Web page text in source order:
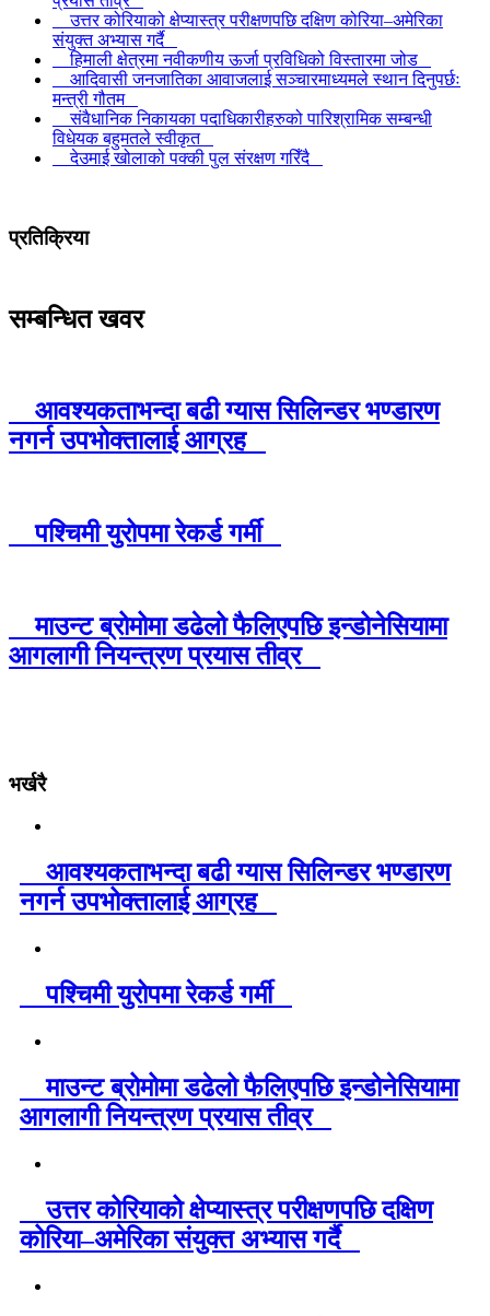
उत्तर कोरियाको क्षेप्यास्त्र परीक्षणपछि दक्षिण कोरिया–अमेरिका
संयुक्त अभ्यास गर्दै
हिमाली क्षेत्रमा नवीकणीय ऊर्जा प्रविधिको विस्तारमा जोड
आदिवासी जनजातिका आवाजलाई सञ्चारमाध्यमले स्थान दिनुपर्छः
मन्त्री गौतम
संवैधानिक निकायका पदाधिकारीहरुको पारिश्रामिक सम्बन्धी
विधेयक बहुमतले स्वीकृत
देउमाई खोलाको पक्की पुल संरक्षण गरिँदै
प्रतिक्रिया
सम्बन्धित खवर
आवश्यकताभन्दा बढी ग्यास सिलिन्डर भण्डारण
नगर्न उपभोक्तालाई आग्रह
पश्चिमी युरोपमा रेकर्ड गर्मी
माउन्ट ब्रोमोमा डढेलो फैलिएपछि इन्डोनेसियामा
आगलागी नियन्त्रण प्रयास तीव्र
भर्खरै
आवश्यकताभन्दा बढी ग्यास सिलिन्डर भण्डारण
नगर्न उपभोक्तालाई आग्रह
पश्चिमी युरोपमा रेकर्ड गर्मी
माउन्ट ब्रोमोमा डढेलो फैलिएपछि इन्डोनेसियामा
आगलागी नियन्त्रण प्रयास तीव्र
उत्तर कोरियाको क्षेप्यास्त्र परीक्षणपछि दक्षिण
कोरिया–अमेरिका संयुक्त अभ्यास गर्दै